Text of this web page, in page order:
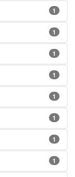
1
1
1
1
1
1
1
1